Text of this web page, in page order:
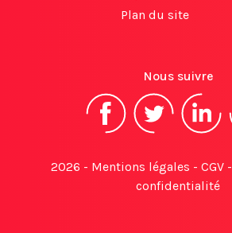
Plan du site
Nous suivre
2026 - Mentions légales - CGV-
confidentialité